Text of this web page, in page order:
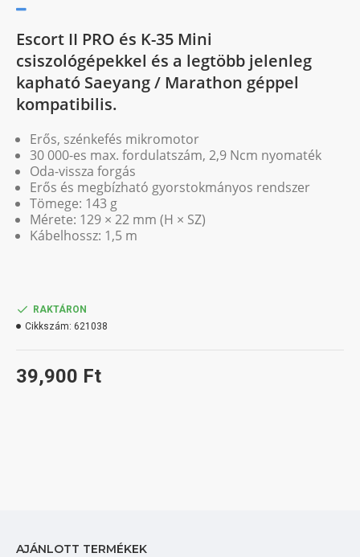
Escort II PRO és K-35 Mini
csiszológépekkel és a legtöbb jelenleg
kapható Saeyang / Marathon géppel
kompatibilis.
Erős, szénkefés mikromotor
30 000-es max. fordulatszám, 2,9 Ncm nyomaték
Oda-vissza forgás
Erős és megbízható gyorstokmányos rendszer
Tömege: 143 g
Mérete: 129 × 22 mm (H × SZ)
Kábelhossz: 1,5 m
39,900 Ft
RAKTÁRON
Cikkszám: 621038
AJÁNLOTT TERMÉKEK